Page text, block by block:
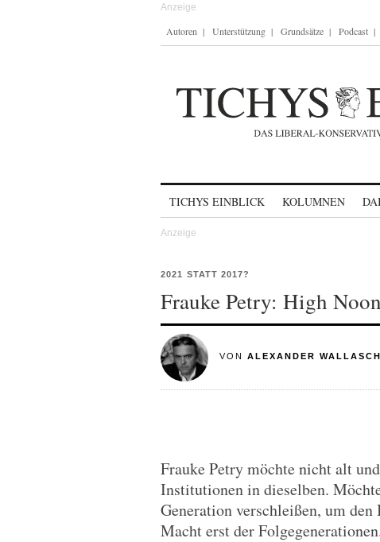
Autoren Unterstützung Grundsätze Podcast
TICHYS EINBLICK KOLUMNEN
2021 STATT 2017?
Frauke Petry: High
VON ALEXANDER WALLASCH
Frauke Petry möchte nicht alt
Institutionen in dieselben.
Generation verschleißen, um
Macht erst der